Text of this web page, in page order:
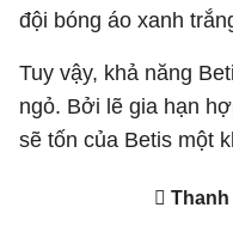
đội bóng áo xanh
Tuy vậy, khả năng
ngỏ. Bởi lẽ gia hạn
sẽ tốn của Betis một
Thanh